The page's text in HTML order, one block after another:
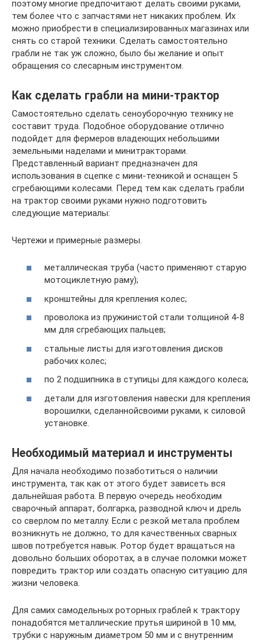
поэтому многие предпочитают делать своими руками,
тем более что с запчастями нет никаких проблем. Их
можно приобрести в специализированных магазинах или
снять со старой техники. Сделать самостоятельно
грабли не так уж сложно, было бы желание и опыт
обращения со слесарным инструментом.
Как сделать грабли на мини-трактор
Самостоятельно сделать сеноуборочную технику не
составит труда. Подобное оборудование отлично
подойдет для фермеров владеющих небольшими
земельными наделами и минитракторами.
Представленный вариант предназначен для
использования в сцепке с мини-техникой и оснащен 5
сгребающими колесами. Перед тем как сделать грабли
на трактор своими руками нужно подготовить
следующие материалы:
Чертежи и примерные размеры.
металлическая труба (часто применяют старую
мотоциклетную раму);
кронштейны для крепления колес;
проволока из пружинистой стали толщиной 4-8
мм для сгребающих пальцев;
стальные листы для изготовления дисков
рабочих колес;
по 2 подшипника в ступицы для каждого колеса;
детали для изготовления навески для крепления
ворошилки, сделаннойсвоими руками, к силовой
установке.
Необходимый материал и инструменты
Для начала необходимо позаботиться о наличии
инструмента, так как от этого будет зависеть вся
дальнейшая работа. В первую очередь необходим
сварочный аппарат, болгарка, разводной ключ и дрель
со сверлом по металлу. Если с резкой метала проблем
возникнуть не должно, то для качественных сварных
швов потребуется навык. Ротор будет вращаться на
довольно больших оборотах, а в случае поломки может
повредить трактор или создать опасную ситуацию для
жизни человека.
Для самих самодельных роторных граблей к трактору
понадобятся металлические прутья шириной в 10 мм,
трубки с наружным диаметром 50 мм и с внутренним